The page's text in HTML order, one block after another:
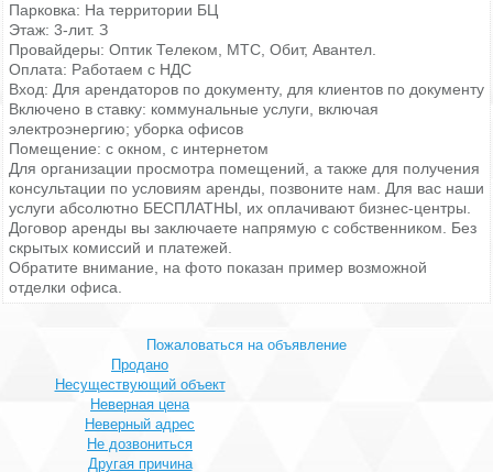
Парковка: На территории БЦ
Этаж: 3-лит. З
Провайдеры: Оптик Телеком, МТС, Обит, Авантел.
Оплата: Работаем с НДС
Вход: Для арендаторов по документу, для клиентов по документу
Включено в ставку: коммунальные услуги, включая
электроэнергию; уборка офисов
Помещение: с окном, с интернетом
Для организации просмотра помещений, а также для получения
консультации по условиям аренды, позвоните нам. Для вас наши
услуги абсолютно БЕСПЛАТНЫ, их оплачивают бизнес-центры.
Договор аренды вы заключаете напрямую с собственником. Без
скрытых комиссий и платежей.
Обратите внимание, на фото показан пример возможной
отделки офиса.
Пожаловаться на объявление
Продано
Несуществующий объект
Неверная цена
Неверный адрес
Не дозвониться
Другая причина